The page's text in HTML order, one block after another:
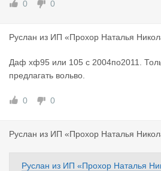
0 0
Руслан из ИП «Прохор Наталья
Даф хф95 или 105 с 2004по2011.
предлагать вольво.
0 0
Руслан из ИП «Прохор Наталья
Руслан из ИП «Прохор Наталья